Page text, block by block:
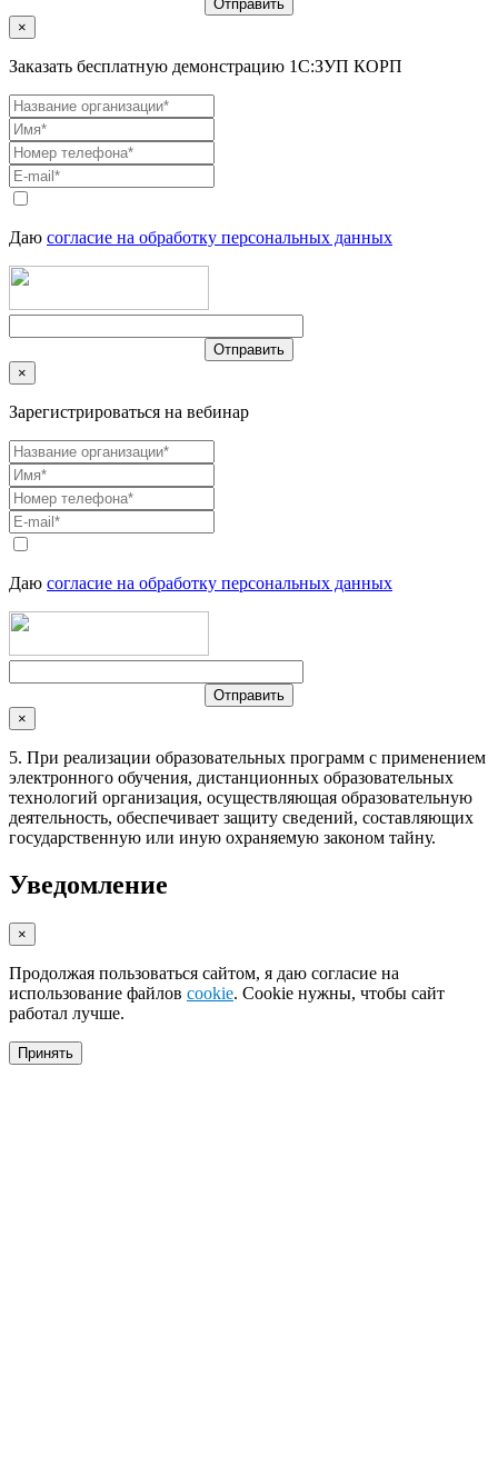
×
Заказать бесплатную демонстрацию 1С:ЗУП КОРП
Даю согласие на обработку персональных данных
×
Зарегистрироваться на вебинар
Даю согласие на обработку персональных данных
×
5. При реализации образовательных программ с применением
электронного обучения, дистанционных образовательных
технологий организация, осуществляющая образовательную
деятельность, обеспечивает защиту сведений, составляющих
государственную или иную охраняемую законом тайну.
Уведомление
×
Продолжая пользоваться сайтом, я даю согласие на
использование файлов cookie. Cookie нужны, чтобы сайт
работал лучше.
Принять